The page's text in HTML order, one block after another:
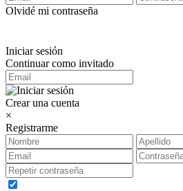
Olvidé mi contraseña
Iniciar sesión
Continuar como invitado
Crear una cuenta
×
Registrarme